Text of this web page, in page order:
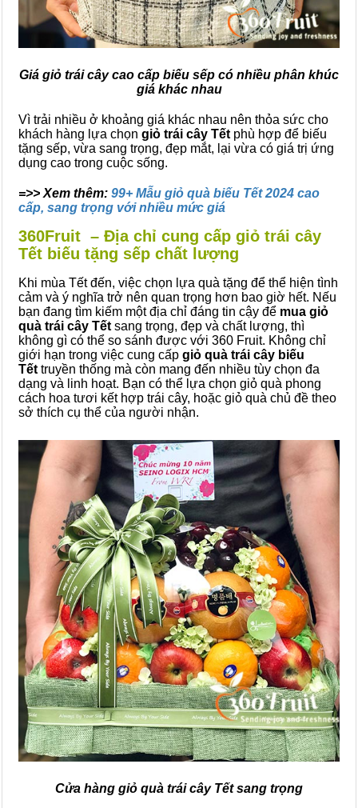
Giá giỏ trái cây cao cấp biếu sếp có nhiều phân khúc
giá khác nhau
Vì trải nhiều ở khoảng giá khác nhau nên thỏa sức cho
khách hàng lựa chọn giỏ trái cây Tết phù hợp để biếu
tặng sếp, vừa sang trọng, đẹp mắt, lại vừa có giá trị ứng
dụng cao trong cuộc sống.
=>> Xem thêm: 99+ Mẫu giỏ quà biếu Tết 2024 cao
cấp, sang trọng với nhiều mức giá
360Fruit – Địa chỉ cung cấp giỏ trái cây
Tết biếu tặng sếp chất lượng
Khi mùa Tết đến, việc chọn lựa quà tặng để thể hiện tình
cảm và ý nghĩa trở nên quan trọng hơn bao giờ hết. Nếu
bạn đang tìm kiếm một địa chỉ đáng tin cậy để mua giỏ
quà trái cây Tết sang trọng, đẹp và chất lượng, thì
không gì có thể so sánh được với 360 Fruit. Không chỉ
giới hạn trong việc cung cấp giỏ quà trái cây biếu
Tết truyền thống mà còn mang đến nhiều tùy chọn đa
dạng và linh hoạt. Bạn có thể lựa chọn giỏ quà phong
cách hoa tươi kết hợp trái cây, hoặc giỏ quà chủ đề theo
sở thích cụ thể của người nhận.
Cửa hàng giỏ quà trái cây Tết sang trọng